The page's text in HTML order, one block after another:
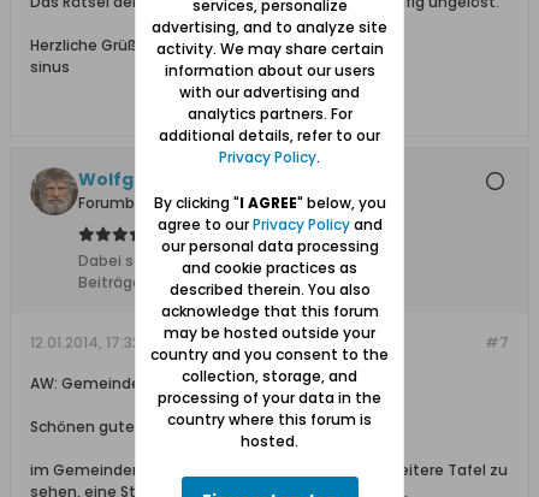
Herzliche Grüße aus Mecklenburg
sinus
Wolfgang
Forumbetreiber
Dabei seit:
10.02.2008
Beiträge:
11627
#7
12.01.2014, 17:32
AW: Gemeindemuseum Schöneberg / Ostaszewo
Schönen guten Abend,
im Gemeindemuseum von Schöneberg ist eine weitere Tafel zu
sehen, eine Sterbetafel. Unbekannt ist wo sie hing,
services, personalize
advertising, and to analyze site
activity. We may share certain
information about our users
with our advertising and
analytics partners. For
additional details, refer to our
Privacy Policy.
By clicking "I AGREE" below, you
agree to ourPrivacy Policyand
our personal data processing
and cookie practices as
described therein. You also
acknowledge that this forum
may be hosted outside your
country and you consent to the
collection, storage, and
processing of your data in the
country where this forum is
hosted.